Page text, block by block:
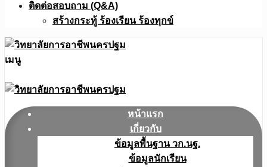
ติดต่อสอบถาม (Q&A)
สร้างกระทู้ ร้องเรียน ร้องทุกข์
เมนู
หน้าแรก
เกี่ยวกับ
ข้อมูลพื้นฐาน วก.นฐ.
ข้อมูลนักเรียน